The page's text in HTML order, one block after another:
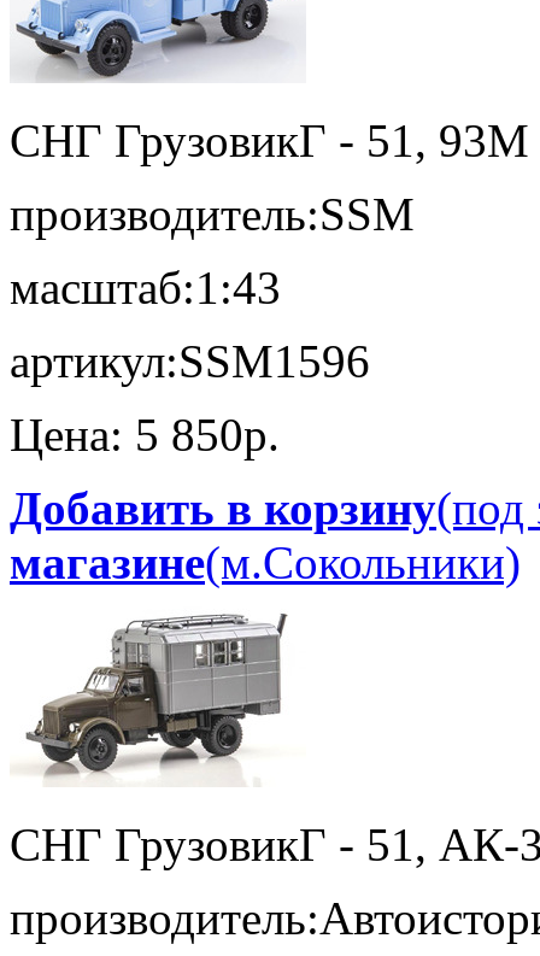
СНГ ГрузовикГ - 51, 93М
производитель:SSM
масштаб:1:43
артикул:SSM1596
Цена: 5 850p.
Добавить в корзину(под
магазине(м.Сокольники)
СНГ ГрузовикГ - 51, АК-
производитель: